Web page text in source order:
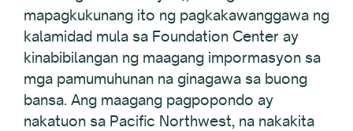
mapagkukunang ito ng pagkakawanggawa ng
kalamidad mula sa Foundation Center ay
kinabibilangan ng maagang impormasyon sa
mga pamumuhunan na ginagawa sa buong
bansa. Ang maagang pagpopondo ay
nakatuon sa Pacific Northwest, na nakakita